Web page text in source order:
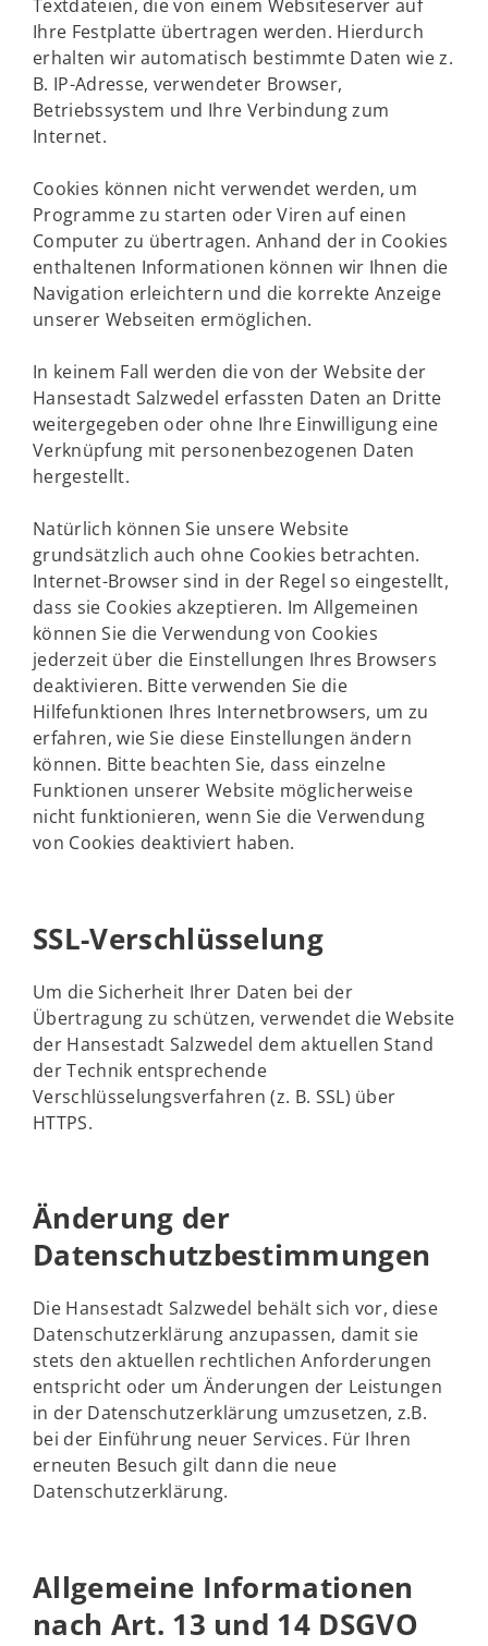
Textdateien, die von einem Websiteserver auf
Ihre Festplatte übertragen werden. Hierdurch
erhalten wir automatisch bestimmte Daten wie z.
B. IP-Adresse, verwendeter Browser,
Betriebssystem und Ihre Verbindung zum
Internet.
Cookies können nicht verwendet werden, um
Programme zu starten oder Viren auf einen
Computer zu übertragen. Anhand der in Cookies
enthaltenen Informationen können wir Ihnen die
Navigation erleichtern und die korrekte Anzeige
unserer Webseiten ermöglichen.
In keinem Fall werden die von der Website der
Hansestadt Salzwedel erfassten Daten an Dritte
weitergegeben oder ohne Ihre Einwilligung eine
Verknüpfung mit personenbezogenen Daten
hergestellt.
Natürlich können Sie unsere Website
grundsätzlich auch ohne Cookies betrachten.
Internet-Browser sind in der Regel so eingestellt,
dass sie Cookies akzeptieren. Im Allgemeinen
können Sie die Verwendung von Cookies
jederzeit über die Einstellungen Ihres Browsers
deaktivieren. Bitte verwenden Sie die
Hilfefunktionen Ihres Internetbrowsers, um zu
erfahren, wie Sie diese Einstellungen ändern
können. Bitte beachten Sie, dass einzelne
Funktionen unserer Website möglicherweise
nicht funktionieren, wenn Sie die Verwendung
von Cookies deaktiviert haben.
SSL-Verschlüsselung
Um die Sicherheit Ihrer Daten bei der
Übertragung zu schützen, verwendet die Website
der Hansestadt Salzwedel dem aktuellen Stand
der Technik entsprechende
Verschlüsselungsverfahren (z. B. SSL) über
HTTPS.
Änderung der
Datenschutzbestimmungen
Die Hansestadt Salzwedel behält sich vor, diese
Datenschutzerklärung anzupassen, damit sie
stets den aktuellen rechtlichen Anforderungen
entspricht oder um Änderungen der Leistungen
in der Datenschutzerklärung umzusetzen, z.B.
bei der Einführung neuer Services. Für Ihren
erneuten Besuch gilt dann die neue
Datenschutzerklärung.
Allgemeine Informationen
nach Art. 13 und 14 DSGVO